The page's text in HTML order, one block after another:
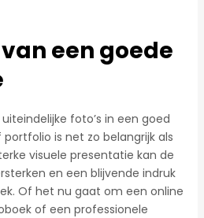
een goede
foto’s in een goed
is net zo belangrijk als
visuele presentatie kan de
en een blijvende indruk
Of het nu gaat om een online
of een professionele